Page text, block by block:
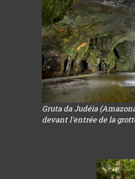
Gruta da Judéia
devant l'entrée de la